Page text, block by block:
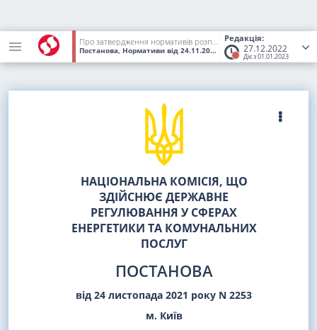
Редакція:
27.12.2022
Діє з 01.01.2023
Про затвердження нормативів розподілу коштів, що надходять на поточні рахунки із спеціальним режимом використання як плата за послуги розподілу природного газу ПРИВАТНОГО АКЦІОНЕРНОГО ТОВАРИСТВА "ГАДЯЧГАЗ"
Постанова, Нормативи від 24.11.2021 № 2253 (Статус:Втратив
НАЦІОНАЛЬНА КОМІСІЯ, ЩО
ЗДІЙСНЮЄ ДЕРЖАВНЕ
РЕГУЛЮВАННЯ У СФЕРАХ
ЕНЕРГЕТИКИ ТА КОМУНАЛЬНИХ
ПОСЛУГ
ПОСТАНОВА
від 24 листопада 2021 року N 2253
м. Київ